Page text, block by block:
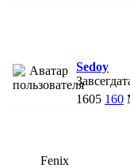
Sedoy
1605 160
Fenix